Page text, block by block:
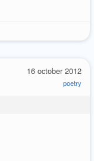
16 october 2012
poetry